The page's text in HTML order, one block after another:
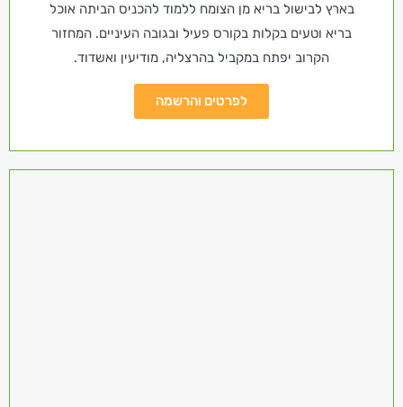
בארץ לבישול בריא מן הצומח ללמוד להכניס הביתה אוכל
בריא וטעים בקלות בקורס פעיל ובגובה העיניים. המחזור
הקרוב יפתח במקביל בהרצליה, מודיעין ואשדוד.
לפרטים והרשמה